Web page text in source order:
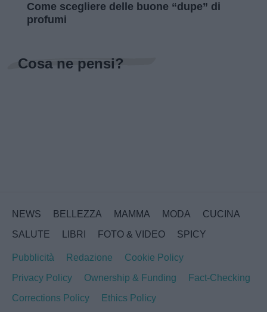
Come scegliere delle buone “dupe” di
profumi
Cosa ne pensi?
NEWS BELLEZZA MAMMA MODA
CUCINA
SALUTE
LIBRI FOTO & VIDEO SPICY
Pubblicità Redazione
Cookie Policy
Privacy Policy
Ownership & Funding
Fact-Checking
Corrections Policy
Ethics Policy